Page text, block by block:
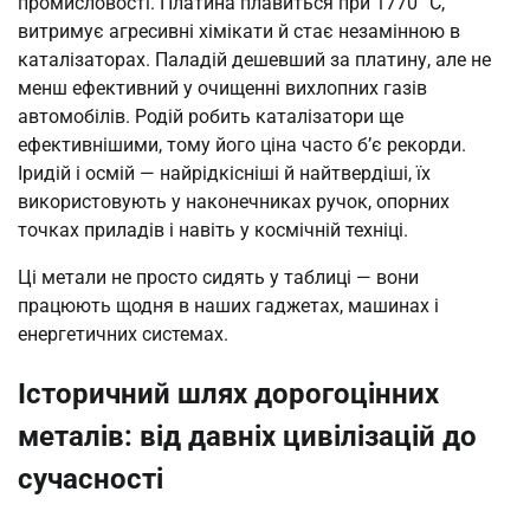
витримує агресивні хімікати й стає незамінною в
каталізаторах. Паладій дешевший за платину, але не
менш ефективний у очищенні вихлопних газів
автомобілів. Родій робить каталізатори ще
ефективнішими, тому його ціна часто б’є рекорди.
Іридій і осмій — найрідкісніші й найтвердіші, їх
використовують у наконечниках ручок, опорних
точках приладів і навіть у космічній техніці.
Ці метали не просто сидять у таблиці — вони
працюють щодня в наших гаджетах, машинах і
енергетичних системах.
Історичний шлях дорогоцінних
металів: від давніх цивілізацій до
сучасності